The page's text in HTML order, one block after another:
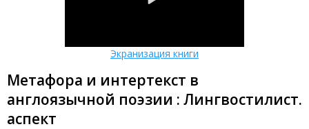
Экранизация книги
Метафора и интертекст в
англоязычной поэзии : Лингвостилист.
аспект